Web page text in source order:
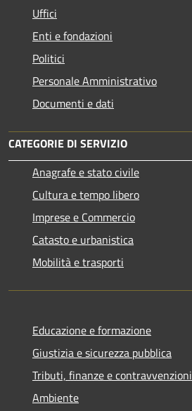
Uffici
Enti e fondazioni
Politici
Personale Amministrativo
Documenti e dati
CATEGORIE DI SERVIZIO
Anagrafe e stato civile
Cultura e tempo libero
Imprese e Commercio
Catasto e urbanistica
Mobilità e trasporti
Educazione e formazione
Giustizia e sicurezza pubblica
Tributi, finanze e contravvenzioni
Ambiente